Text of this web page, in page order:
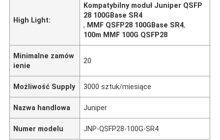
High Light:
Kompatybilny moduł Juniper QSFP
28 100GBase SR4
, MMF QSFP28 100GBase SR4,
100m MMF 100G QSFP28
Minimalne zamów
ienie
20
Możliwość Supply 3000 sztuk/miesiące
Nazwa handlowa Juniper
Numer modelu JNP-QSFP28-100G-SR4